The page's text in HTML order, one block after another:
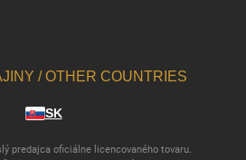
/ OTHER COUNTRIES
SK
predajca oficiálne licencovaného tovaru.